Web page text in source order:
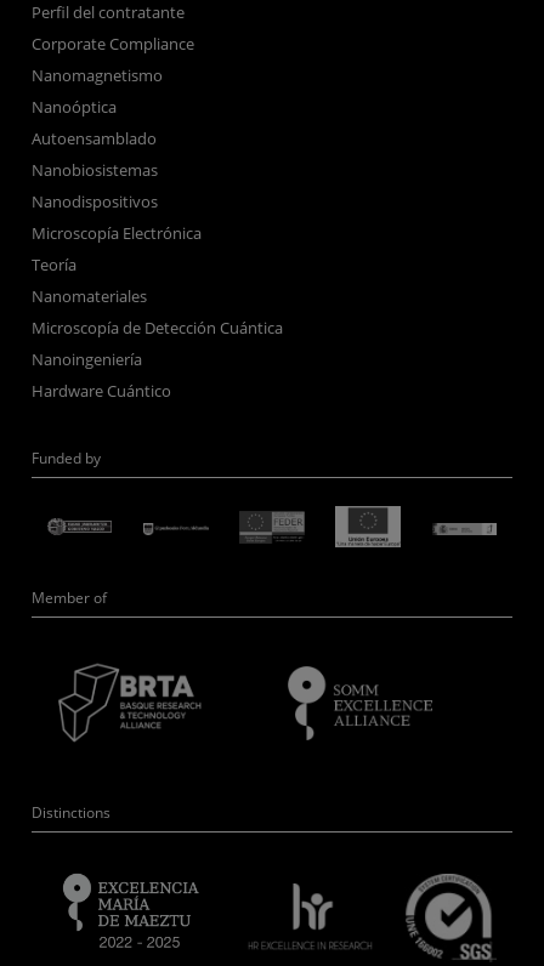
Perfil del contratante
Corporate Compliance
Nanomagnetismo
Nanoóptica
Autoensamblado
Nanobiosistemas
Nanodispositivos
Microscopía Electrónica
Teoría
Nanomateriales
Microscopía de Detección Cuántica
Nanoingeniería
Hardware Cuántico
Funded by
Member of
Distinctions